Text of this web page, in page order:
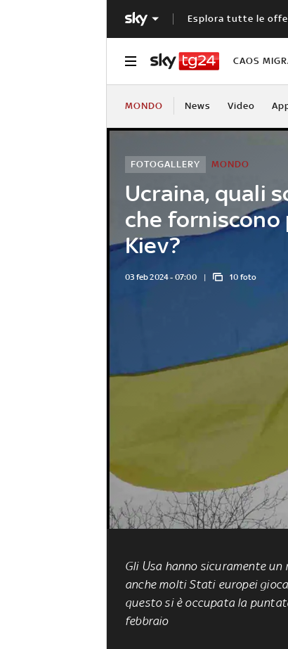
Esplora tutte le
CAOS
MONDO News Video
Ucraina, quali
che forniscono
Kiev?
MONDO
FOTOGALLERY
03 feb 2024 - 07:00 10 foto
Gli Usa hanno sicuramente
anche molti Stati europei
questo si è occupata la
febbraio